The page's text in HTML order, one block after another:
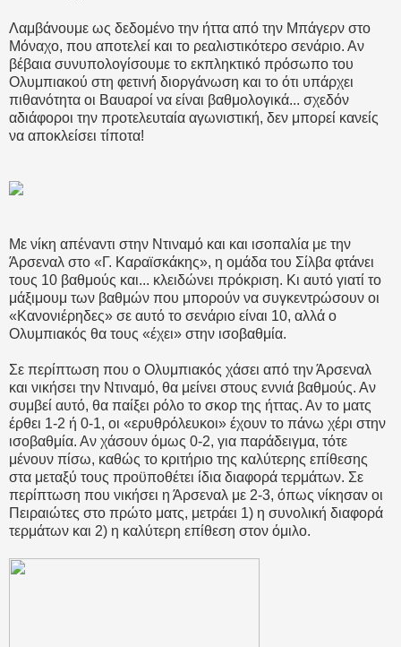
Λαμβάνουμε ως δεδομένο την ήττα από την Μπάγερν στο
Μόναχο, που αποτελεί και το ρεαλιστικότερο σενάριο. Αν
βέβαια συνυπολογίσουμε το εκπληκτικό πρόσωπο του
Ολυμπιακού στη φετινή διοργάνωση και το ότι υπάρχει
πιθανότητα οι Βαυαροί να είναι βαθμολογικά... σχεδόν
αδιάφοροι την προτελευταία αγωνιστική, δεν μπορεί κανείς
να αποκλείσει τίποτα!
Με νίκη απέναντι στην Ντιναμό και και ισοπαλία με την
Άρσεναλ στο «Γ. Καραϊσκάκης», η ομάδα του Σίλβα φτάνει
τους 10 βαθμούς και... κλειδώνει πρόκριση. Κι αυτό γιατί το
μάξιμουμ των βαθμών που μπορούν να συγκεντρώσουν οι
«Κανονιέρηδες» σε αυτό το σενάριο είναι 10, αλλά ο
Ολυμπιακός θα τους «έχει» στην ισοβαθμία.
Σε περίπτωση που ο Ολυμπιακός χάσει από την Άρσεναλ
και νικήσει την Ντιναμό, θα μείνει στους εννιά βαθμούς. Αν
συμβεί αυτό, θα παίξει ρόλο το σκορ της ήττας. Αν το ματς
έρθει 1-2 ή 0-1, οι «ερυθρόλευκοι» έχουν το πάνω χέρι στην
ισοβαθμία. Αν χάσουν όμως 0-2, για παράδειγμα, τότε
μένουν πίσω, καθώς το κριτήριο της καλύτερης επίθεσης
στα μεταξύ τους προϋποθέτει ίδια διαφορά τερμάτων. Σε
περίπτωση που νικήσει η Άρσεναλ με 2-3, όπως νίκησαν οι
Πειραιώτες στο πρώτο ματς, μετράει 1) η συνολική διαφορά
τερμάτων και 2) η καλύτερη επίθεση στον όμιλο.